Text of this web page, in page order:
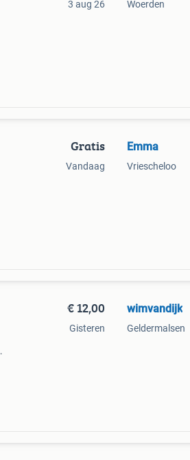
3 aug 26 Woerden
Gratis
Vandaag
Emma
Vriescheloo
€ 12,00
Gisteren
wimvandijk
Geldermalsen